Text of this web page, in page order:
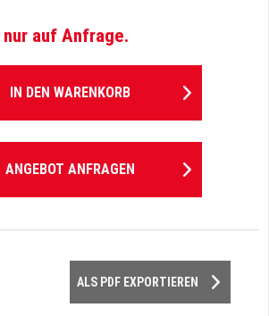
auf Anfrage.
IN DEN WARENKORB
ANGEBOT ANFRAGEN
ALS PDF EXPORTIEREN